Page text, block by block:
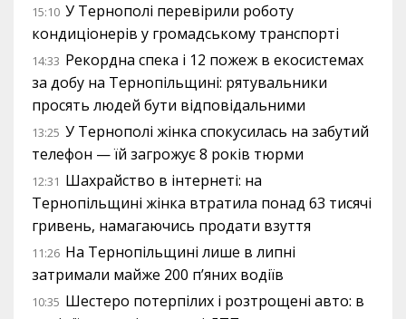
15:10 У Тернополі перевірили роботу
кондиціонерів у громадському транспорті
14:33 Рекордна спека і 12 пожеж в екосистемах
за добу на Тернопільщині: рятувальники
просять людей бути відповідальними
13:25 У Тернополі жінка спокусилась на забутий
телефон — їй загрожує 8 років тюрми
12:31 Шахрайство в інтернеті: на
Тернопільщині жінка втратила понад 63 тисячі
гривень, намагаючись продати взуття
11:26 На Тернопільщині лише в липні
затримали майже 200 п’яних водіїв
10:35 Шестеро потерпілих і розтрощені авто: в